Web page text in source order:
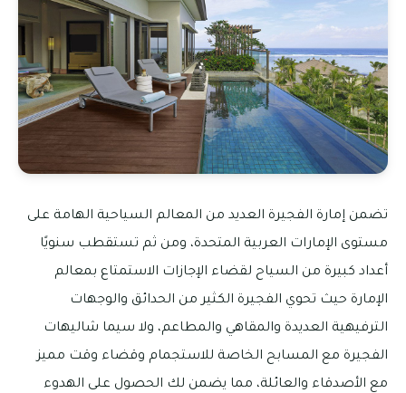
تضمن إمارة الفجيرة العديد من المعالم السياحية الهامة على
مستوى الإمارات العربية المتحدة، ومن ثم تستقطب سنويًا
أعداد كبيرة من السياح لقضاء الإجازات الاستمتاع بمعالم
الإمارة حيث تحوي الفجيرة الكثير من الحدائق والوجهات
الترفيهية العديدة والمقاهي والمطاعم، ولا سيما شاليهات
الفجيرة مع المسابح الخاصة للاستجمام وقضاء وقت مميز
مع الأصدقاء والعائلة، مما يضمن لك الحصول على الهدوء